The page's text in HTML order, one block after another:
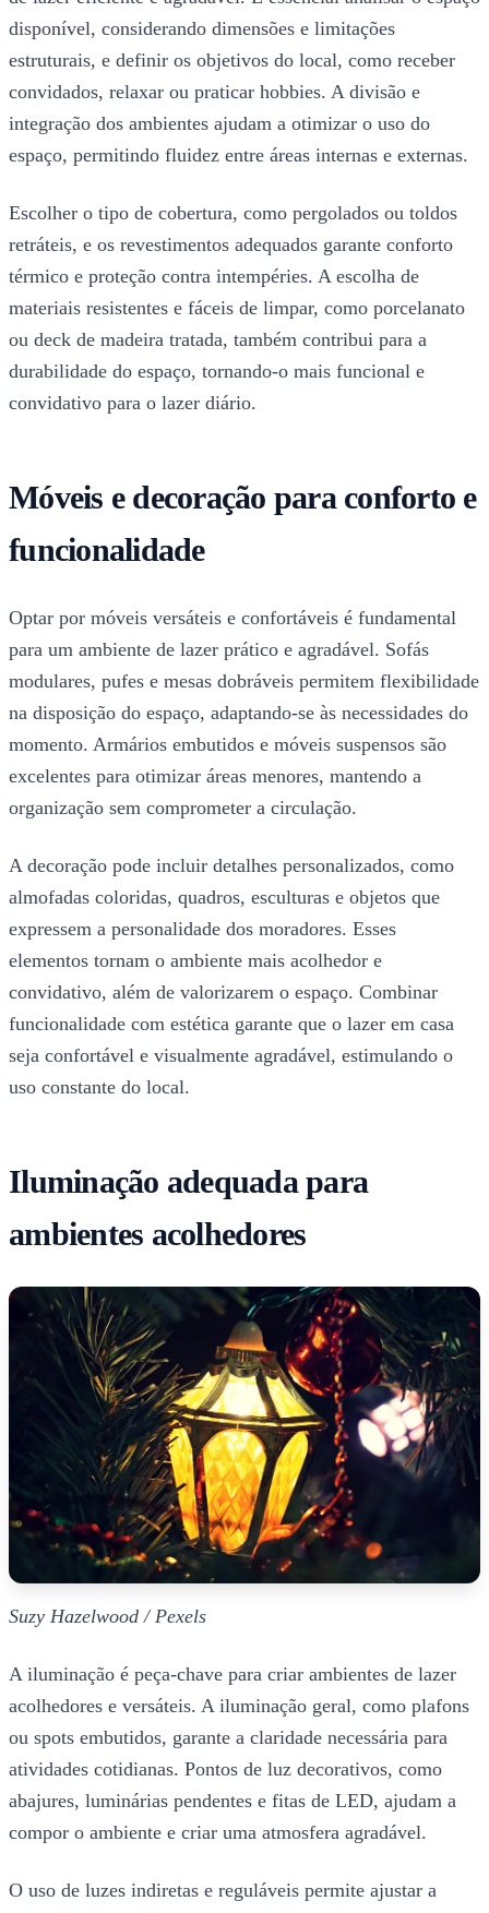
disponível, considerando dimensões e limitações
estruturais, e definir os objetivos do local, como receber
convidados, relaxar ou praticar hobbies. A divisão e
integração dos ambientes ajudam a otimizar o uso do
espaço, permitindo fluidez entre áreas internas e externas.
Escolher o tipo de cobertura, como pergolados ou toldos
retráteis, e os revestimentos adequados garante conforto
térmico e proteção contra intempéries. A escolha de
materiais resistentes e fáceis de limpar, como porcelanato
ou deck de madeira tratada, também contribui para a
durabilidade do espaço, tornando-o mais funcional e
convidativo para o lazer diário.
Móveis e decoração para conforto e
funcionalidade
Optar por móveis versáteis e confortáveis é fundamental
para um ambiente de lazer prático e agradável. Sofás
modulares, pufes e mesas dobráveis permitem flexibilidade
na disposição do espaço, adaptando-se às necessidades do
momento. Armários embutidos e móveis suspensos são
excelentes para otimizar áreas menores, mantendo a
organização sem comprometer a circulação.
A decoração pode incluir detalhes personalizados, como
almofadas coloridas, quadros, esculturas e objetos que
expressem a personalidade dos moradores. Esses
elementos tornam o ambiente mais acolhedor e
convidativo, além de valorizarem o espaço. Combinar
funcionalidade com estética garante que o lazer em casa
seja confortável e visualmente agradável, estimulando o
uso constante do local.
Iluminação adequada para
ambientes acolhedores
Suzy Hazelwood / Pexels
A iluminação é peça-chave para criar ambientes de lazer
acolhedores e versáteis. A iluminação geral, como plafons
ou spots embutidos, garante a claridade necessária para
atividades cotidianas. Pontos de luz decorativos, como
abajures, luminárias pendentes e fitas de LED, ajudam a
compor o ambiente e criar uma atmosfera agradável.
O uso de luzes indiretas e reguláveis permite ajustar a